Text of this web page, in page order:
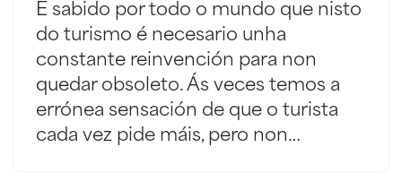
É sabido por todo o mundo que nisto
do turismo é necesario unha
constante reinvención para non
quedar obsoleto. Ás veces temos a
errónea sensación de que o turista
cada vez pide máis, pero non…